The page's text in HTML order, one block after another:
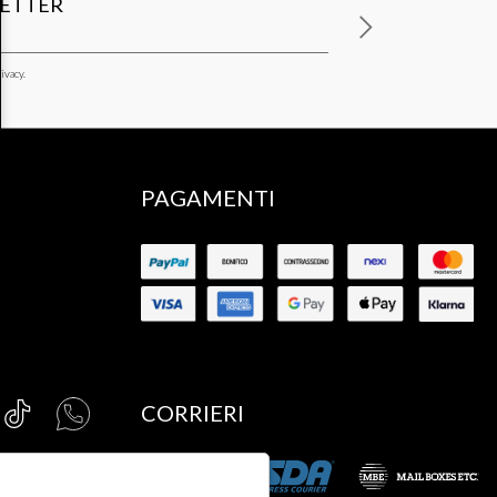
PAGAMENTI
CORRIERI